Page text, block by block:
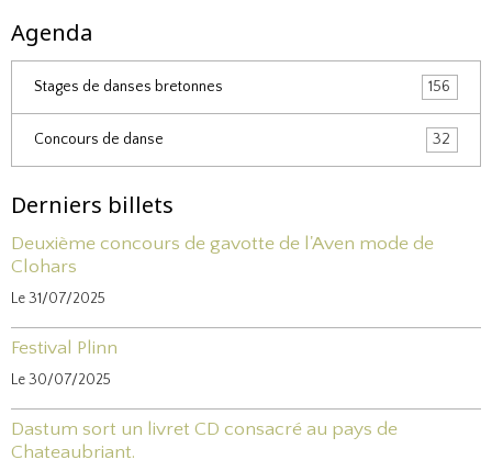
Agenda
Stages de danses bretonnes 156
Concours de danse 32
Derniers billets
Deuxième concours de gavotte de l'Aven mode de
Clohars
Le 31/07/2025
Festival Plinn
Le 30/07/2025
Dastum sort un livret CD consacré au pays de
Chateaubriant.